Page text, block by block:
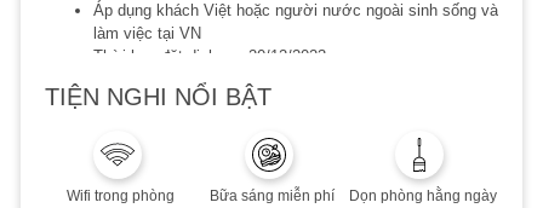
Áp dụng khách Việt hoặc người nước ngoài sinh sống và
làm việc tại VN
Thời hạn đặt dịch vụ: 20/12/2023
Thời hạn lưu trú đến 20/12/2023
Phụ thu cuối tuần, Lễ/Tết, cao điểm hè: Quý khách vui
Combo không hoàn, không huỷ, không thay đổi
TIỆN NGHI NỔI BẬT
Wifi trong phòng Bữa sáng miễn phí Dọn phòng hằng ngày